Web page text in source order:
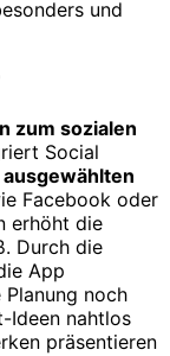
und
zum sozialen
Social
Facebook oder
erhöht die
Durch die
App
noch
Ideen nahtlos
präsentieren